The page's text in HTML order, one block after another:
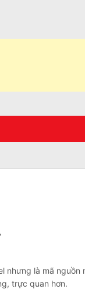
nhưng là mã nguồn
trực quan hơn.